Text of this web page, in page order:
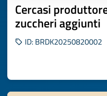
Cercasi
zuccheri aggiunti
ID: BRDK20250820002